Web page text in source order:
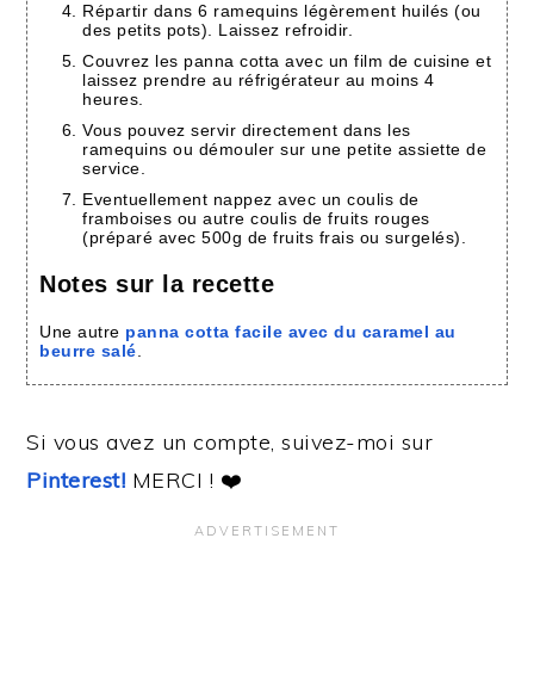
Répartir dans 6 ramequins légèrement huilés (ou
des petits pots). Laissez refroidir.
Couvrez les panna cotta avec un film de cuisine et
laissez prendre au réfrigérateur au moins 4
heures.
Vous pouvez servir directement dans les
ramequins ou démouler sur une petite assiette de
service.
Eventuellement nappez avec un coulis de
framboises ou autre coulis de fruits rouges
(préparé avec 500g de fruits frais ou surgelés).
Notes sur la recette
Une autre panna cotta facile avec du caramel au
beurre salé
Si vous avez un compte, suivez-moi sur
Pinterest! MERCI ! ❤️